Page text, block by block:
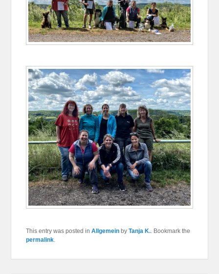
This entry was posted inAllgemein byTanja K. . Bookmark the
permalink